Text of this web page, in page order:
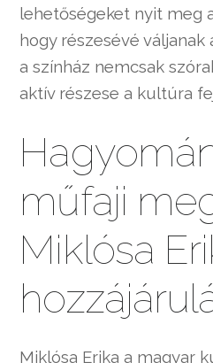
lehetőségeket nyit meg
hogy részesévé
a színház nemcsak
aktív részese a kultúra
műfaji
Miklósa
Miklósa Erika a magyar